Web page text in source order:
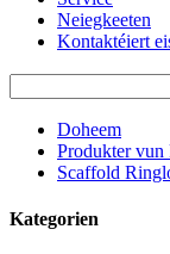
Neiegkeeten
Kontaktéiert
Doheem
Produkter vun
Scaffold
Kategorien